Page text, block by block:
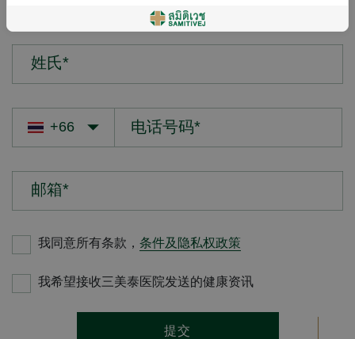
姓氏*
邮箱*
我同意所有条款， 条件及隐私权政策
我希望接收三美泰医院发送的健康资讯
提交